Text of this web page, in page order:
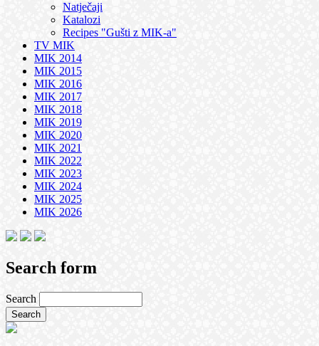
Natječaji
Katalozi
Recipes "Gušti z MIK-a"
TV MIK
MIK 2014
MIK 2015
MIK 2016
MIK 2017
MIK 2018
MIK 2019
MIK 2020
MIK 2021
MIK 2022
MIK 2023
MIK 2024
MIK 2025
MIK 2026
Search form
Search